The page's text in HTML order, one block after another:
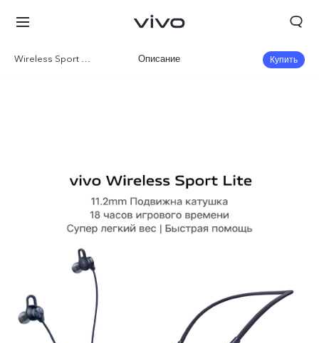
Казахстан | Выберите страну/регион
Wireless Sport Lite Описание Купить